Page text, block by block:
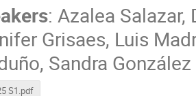
: Azalea Salazar,
Grisaes, Luis
, Sandra González
S1.pdf